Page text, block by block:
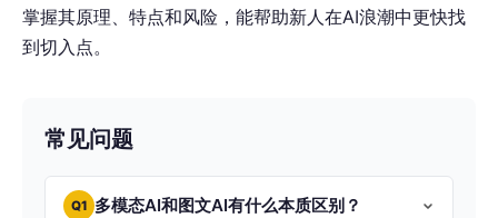
掌握其原理、特点和风险，能帮助新人在AI浪潮中更快找
到切入点。
常见问题
Q1 多模态AI和图文AI有什么本质区别？